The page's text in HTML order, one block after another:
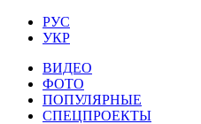
РУС
УКР
ВИДЕО
ФОТО
ПОПУЛЯРНЫЕ
СПЕЦПРОЕКТЫ